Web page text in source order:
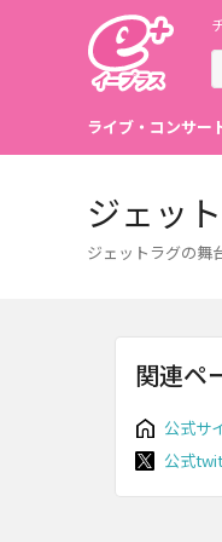
ライブ・コンサー
ジェッ
ジェットラグの舞
関連ペ
公式サ
公式